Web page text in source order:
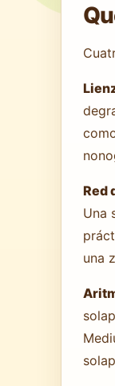
Red
Una
una